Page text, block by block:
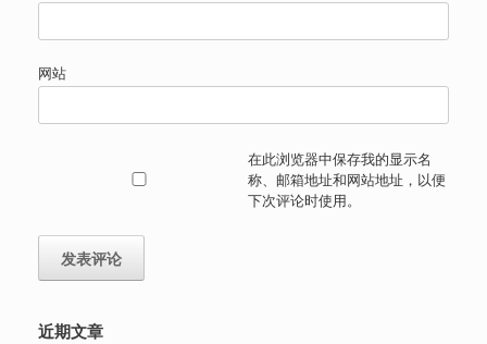
网站
在此浏览器中保存我的显示名
称、邮箱地址和网站地址，以便
下次评论时使用。
近期文章